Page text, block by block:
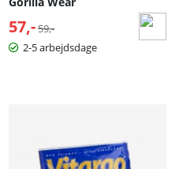
57,- Normalpris:
59,-
2-5 arbejdsdage